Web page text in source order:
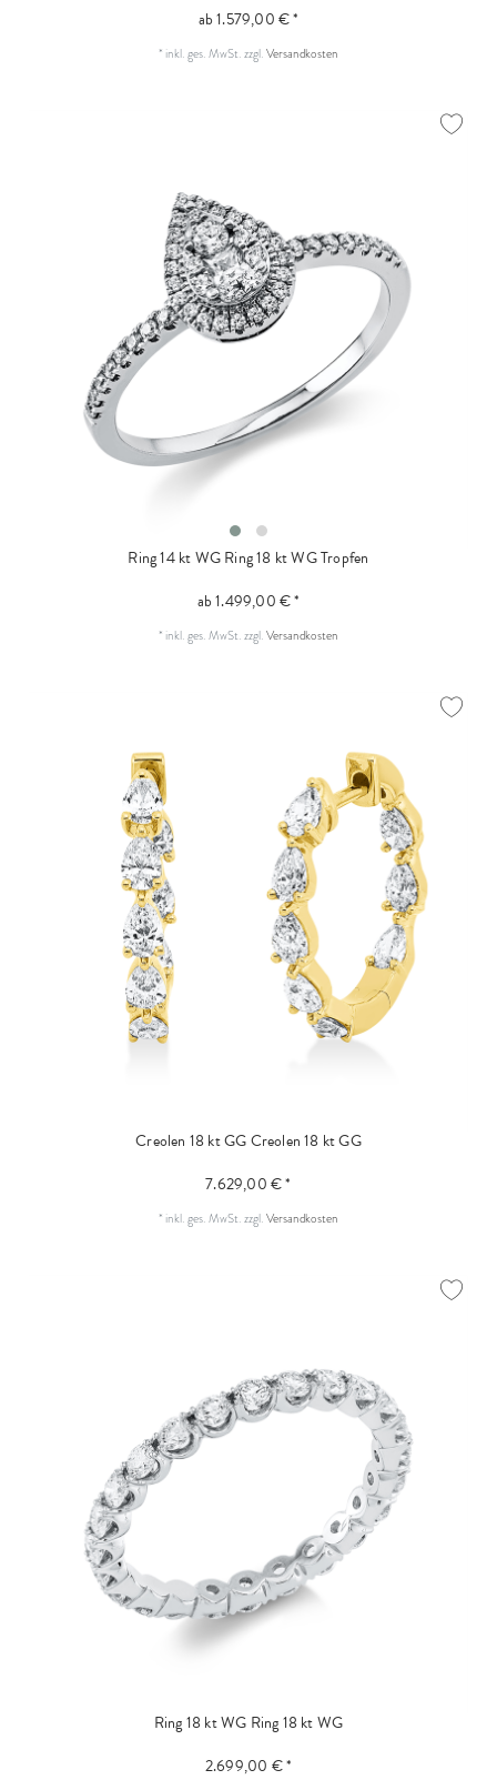
ab 1.579,00 € *
* inkl. ges. MwSt.zzgl.Versandkosten
Ring 14 kt WGRing 18 kt WG Tropfen
ab 1.499,00 € *
* inkl. ges. MwSt.zzgl.Versandkosten
Creolen 18 kt GGCreolen 18 kt GG
7.629,00 € *
* inkl. ges. MwSt.zzgl.Versandkosten
Ring 18 kt WG Ring 18 kt WG
2.699,00 € *